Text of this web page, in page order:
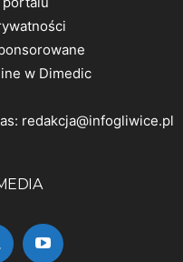
w Dimedic
redakcja@infogliwice.pl